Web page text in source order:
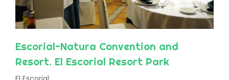
Escorial-Natura Convention and
Resort. El Escorial Resort Park